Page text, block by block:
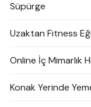
Süpürge
Uzaktan Fitness
Online İç Mimarlık
Konak Yerinde